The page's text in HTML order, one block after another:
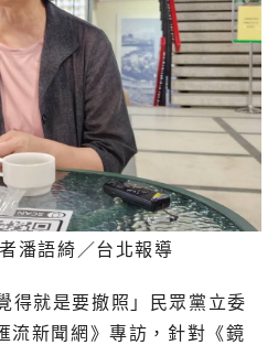
潘語綺／台北報導
得就是要撤照」民眾黨立委
流新聞網》專訪，針對《鏡